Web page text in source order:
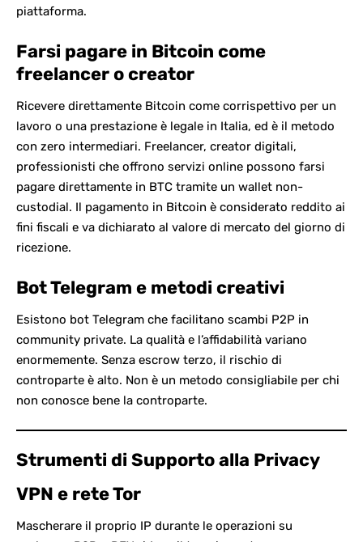
piattaforma.
Farsi pagare in Bitcoin come
freelancer o creator
Ricevere direttamente Bitcoin come corrispettivo per un
lavoro o una prestazione è legale in Italia, ed è il metodo
con zero intermediari. Freelancer, creator digitali,
professionisti che offrono servizi online possono farsi
pagare direttamente in BTC tramite un wallet non-
custodial. Il pagamento in Bitcoin è considerato reddito ai
fini fiscali e va dichiarato al valore di mercato del giorno di
ricezione.
Bot Telegram e metodi creativi
Esistono bot Telegram che facilitano scambi P2P in
community private. La qualità e l’affidabilità variano
enormemente. Senza escrow terzo, il rischio di
controparte è alto. Non è un metodo consigliabile per chi
non conosce bene la controparte.
Strumenti di Supporto alla Privacy
VPN e rete Tor
Mascherare il proprio IP durante le operazioni su